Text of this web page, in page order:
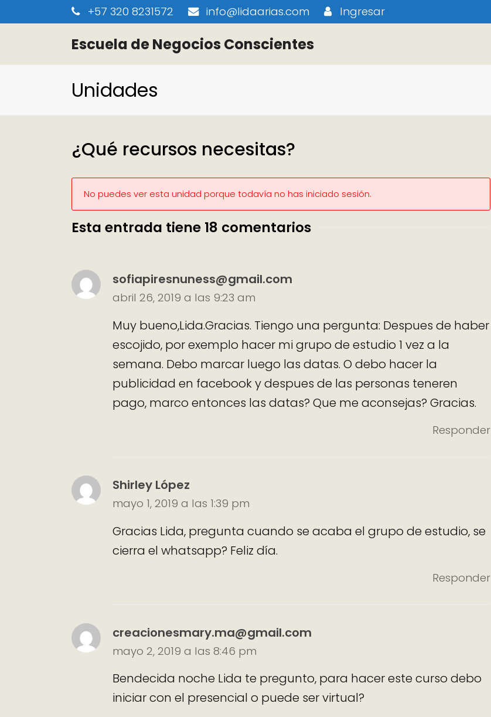
+57 320 8231572 info@lidaarias.com Ingresar
Escuela de Negocios Conscientes
Unidades
¿Qué recursos necesitas?
No puedes ver esta unidad porque todavía no has iniciado sesión.
Esta entrada tiene 18 comentarios
sofiapiresnuness@gmail.com
abril 26, 2019 a las 9:23 am
Muy bueno,Lida.Gracias. Tiengo una pergunta: Despues de haber
escojido, por exemplo hacer mi grupo de estudio 1 vez a la
semana. Debo marcar luego las datas. O debo hacer la
publicidad en facebook y despues de las personas teneren
pago, marco entonces las datas? Que me aconsejas? Gracias.
Responder
Shirley López
mayo 1, 2019 a las 1:39 pm
Gracias Lida, pregunta cuando se acaba el grupo de estudio, se
cierra el whatsapp? Feliz día.
Responder
creacionesmary.ma@gmail.com
mayo 2, 2019 a las 8:46 pm
Bendecida noche Lida te pregunto, para hacer este curso debo
iniciar con el presencial o puede ser virtual?